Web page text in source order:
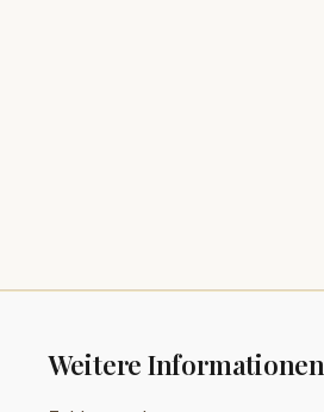
Weitere Informationen